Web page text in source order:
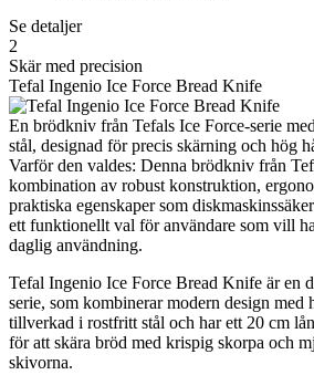
Se detaljer
2
Skär med precision
Tefal Ingenio Ice Force Bread Knife
En brödkniv från Tefals Ice Force-serie
stål, designad för precis skärning och hög
Varför den valdes: Denna brödkniv från
kombination av robust konstruktion,
praktiska egenskaper som
ett funktionellt val för användare som vill
daglig användning.
Tefal Ingenio Ice Force Bread Knife är en
serie, som kombinerar modern design med
tillverkad i rostfritt stål och har ett 20 cm
för att skära bröd med krispig skorpa och
skivorna.